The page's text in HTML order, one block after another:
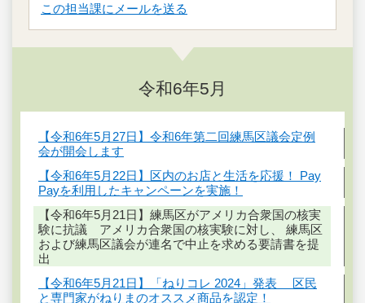
この担当課にメールを送る
令和6年5月
【令和6年5月27日】令和6年第二回練馬区議会定例
会が開会します
【令和6年5月22日】区内のお店と生活を応援！ Pay
Payを利用したキャンペーンを実施！
【令和6年5月21日】練馬区がアメリカ合衆国の核実
験に抗議 アメリカ合衆国の核実験に対し、 練馬区
および練馬区議会が連名で中止を求める要請書を提
出
【令和6年5月21日】「ねりコレ 2024」発表 区民
と専門家がねりまのオススメ商品を認定！